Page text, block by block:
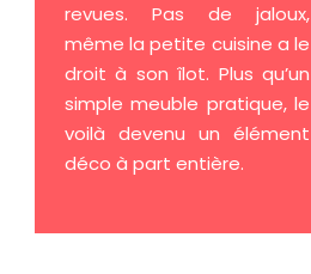
revues. Pas de jaloux,
même la petite cuisine a le
droit à son îlot. Plus qu’un
simple meuble pratique, le
voilà devenu un élément
déco à part entière.